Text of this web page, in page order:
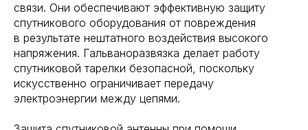
связи. Они обеспечивают эффективную защиту
спутникового оборудования от повреждения
в результате нештатного воздействия высокого
напряжения. Гальваноразвязка делает работу
спутниковой тарелки безопасной, поскольку
искусственно ограничивает передачу
электроэнергии между цепями.